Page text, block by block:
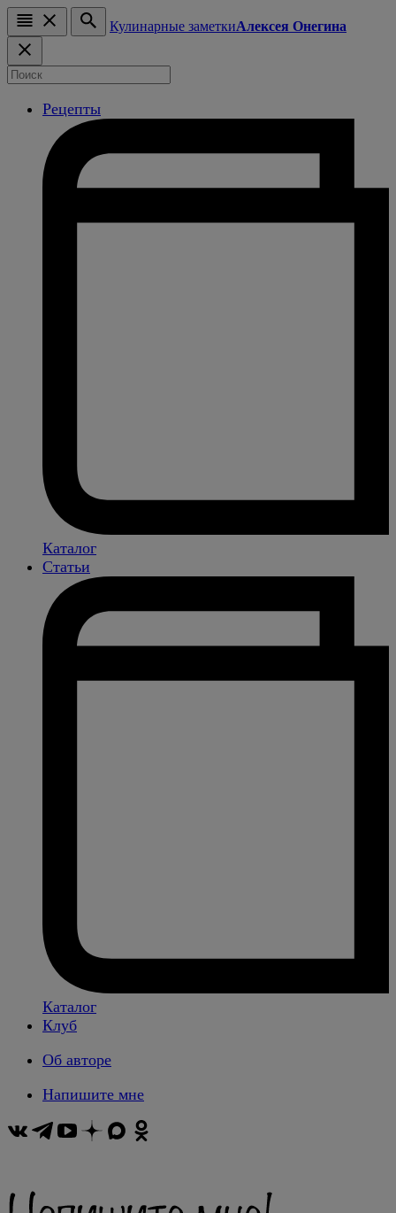
Кулинарные заметкиАлексея Онегина
Рецепты
Каталог
Статьи
Каталог
Клуб
Об авторе
Напишите мне